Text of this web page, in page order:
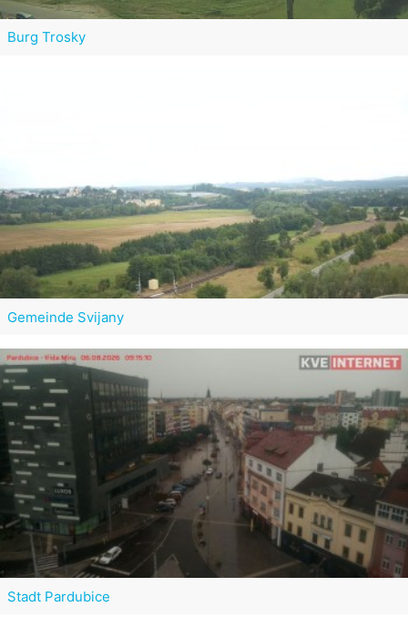
Burg Trosky
Gemeinde Svijany
Stadt Pardubice